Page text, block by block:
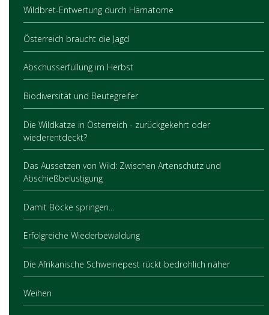
Wildbret-Entwertung durch Hämatome
Österreich braucht die Jagd
Abschusserfüllung im Herbst
Biodiversität und Beutegreifer
Die Wildkatze in Österreich - zurückgekehrt oder
wiederentdeckt?
Das Aussetzen von Wild: Zwischen Artenschutz und
Abschießbelustigung
Damit Böcke springen...
Erfolgreiche Wiederbewaldung
Die Afrikanische Schweinepest rückt bedrohlich näher
Weihen